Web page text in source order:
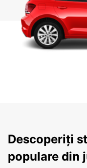
Descoperiți
populare din